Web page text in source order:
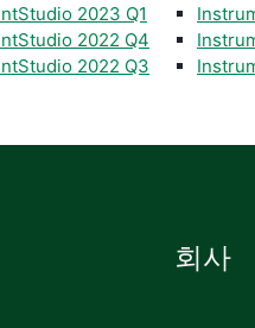
2023 Q1
2022 Q4
2022 Q3
회사